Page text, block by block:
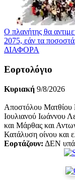
Ο πλανήτης θα
2075, εάν τα
ΔΙΑΦΟΡΑ
Εορτολόγιο
Κυριακή 9/8/2026
Αποστόλου Ματθίου
Ιουλιανού Ιωάννου
και Μάρθας και
Κατάλυση οίνου και
Εορτάζουν: ΔΕΝ